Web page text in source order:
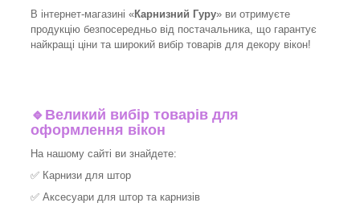
В інтернет-магазині «Карнизний Гуру» ви отримуєте
продукцію безпосередньо від постачальника, що гарантує
найкращі ціни та широкий вибір товарів для декору вікон!​
🔹 Великий вибір товарів для
оформлення вікон
На нашому сайті ви знайдете:
✅ Карнизи для штор
✅ Аксесуари для штор та карнизів